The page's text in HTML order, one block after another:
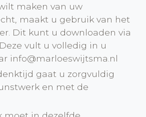
maken van uw
maakt u gebruik van het
Dit kunt u downloaden via
vult u volledig in u
info@marloeswijtsma.nl
gaat u zorgvuldig
en met de